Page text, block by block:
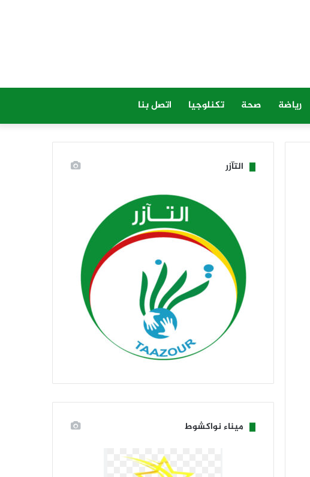
رياضة صحة تكنلوجيا اتصل بنا
التآزر
ميناء نواكشوط